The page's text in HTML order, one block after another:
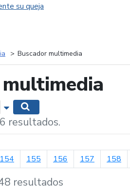
su queja
Buscador multimedia
Mostrar opciones de búsqueda
resultados.
154 155 156 157 158
resultados